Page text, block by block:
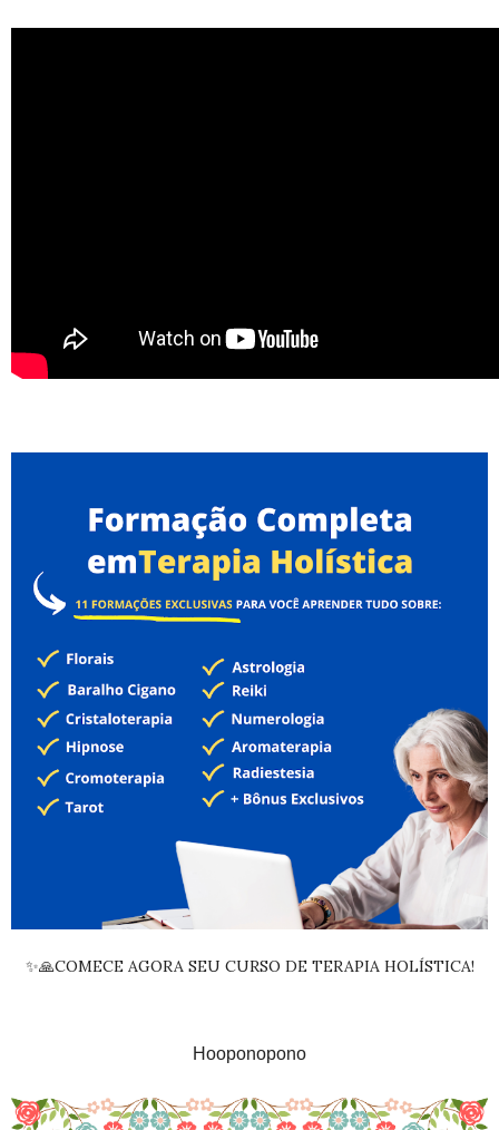
✨🙏COMECE AGORA SEU CURSO DE TERAPIA HOLÍSTICA!
Hooponopono